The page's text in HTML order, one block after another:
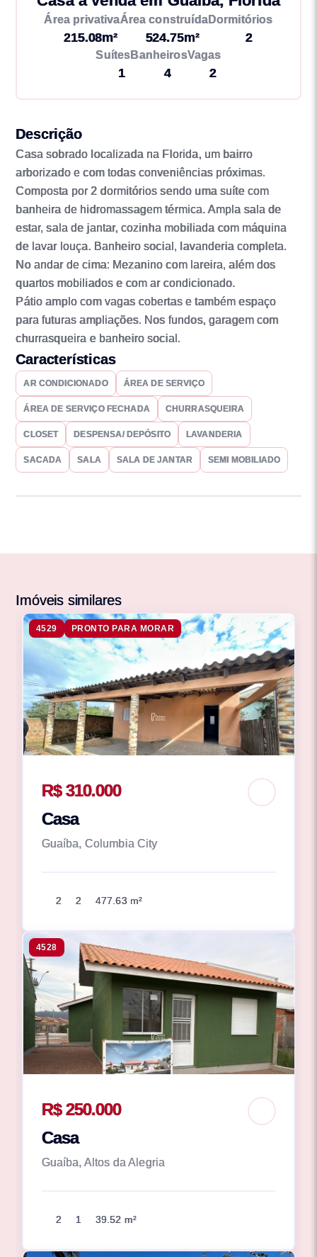
Área privativa
215.08m²
Área construída
524.75m²
Dormitórios
2
Suítes
1
Banheiros
4
Vagas
2
Descrição
Casa sobrado localizada na Florida, um bairro
arborizado e com todas conveniências próximas.
Composta por 2 dormitórios sendo uma suíte com
banheira de hidromassagem térmica. Ampla sala de
estar, sala de jantar, cozinha mobiliada com máquina
de lavar louça. Banheiro social, lavanderia completa.
No andar de cima: Mezanino com lareira, além dos
quartos mobiliados e com ar condicionado.
Pátio amplo com vagas cobertas e também espaço
para futuras ampliações. Nos fundos, garagem com
churrasqueira e banheiro social.
Características
AR CONDICIONADO ÁREA DE SERVIÇO
ÁREA DE SERVIÇO FECHADA CHURRASQUEIRA
CLOSET DESPENSA/ DEPÓSITO LAVANDERIA
SACADA SALA SALA DE JANTAR SEMI MOBILIADO
Imóveis similares
4529 PRONTO PARA MORAR
R$ 310.000
Casa
Guaíba, Columbia City
2 2 477.63 m²
4528
R$ 250.000
Casa
Guaíba, Altos da Alegria
2 1 39.52 m²